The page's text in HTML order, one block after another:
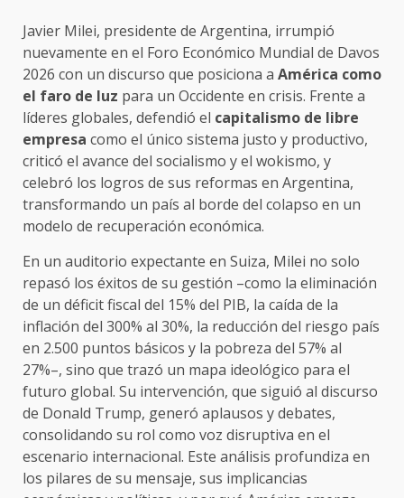
Javier Milei, presidente de Argentina, irrumpió
nuevamente en el Foro Económico Mundial de Davos
2026 con un discurso que posiciona a América como
el faro de luz para un Occidente en crisis. Frente a
líderes globales, defendió el capitalismo de libre
empresa como el único sistema justo y productivo,
criticó el avance del socialismo y el wokismo, y
celebró los logros de sus reformas en Argentina,
transformando un país al borde del colapso en un
modelo de recuperación económica.
En un auditorio expectante en Suiza, Milei no solo
repasó los éxitos de su gestión –como la eliminación
de un déficit fiscal del 15% del PIB, la caída de la
inflación del 300% al 30%, la reducción del riesgo país
en 2.500 puntos básicos y la pobreza del 57% al
27%–, sino que trazó un mapa ideológico para el
futuro global. Su intervención, que siguió al discurso
de Donald Trump, generó aplausos y debates,
consolidando su rol como voz disruptiva en el
escenario internacional. Este análisis profundiza en
los pilares de su mensaje, sus implicancias